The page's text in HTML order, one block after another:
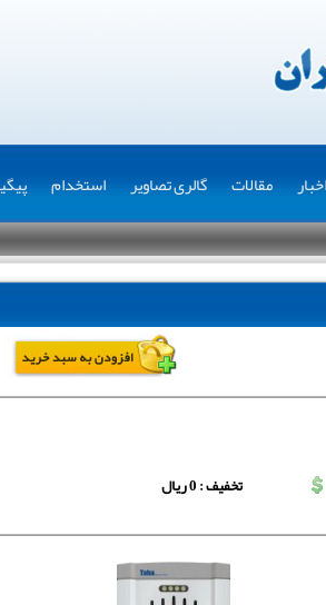
اخبار مقالات گالری تصاویر استخدام
تخفیف : 0 ریال